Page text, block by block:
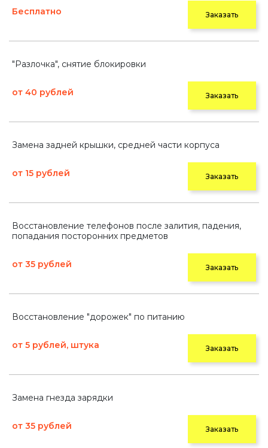
Бесплатно Заказать
"Разлочка", снятие блокировки
от 40 рублей Заказать
Замена задней крышки, средней части корпуса
от 15 рублей Заказать
Восстановление телефонов после залития, падения,
попадания посторонних предметов
от 35 рублей Заказать
Восстановление "дорожек" по питанию
от 5 рублей, штука Заказать
Замена гнезда зарядки
от 35 рублей Заказать